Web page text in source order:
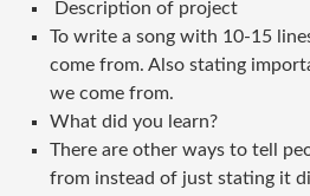
Description of project
To write a song with 10-15
come from. Also stating
we come from.
What did you learn?
There are other ways to tell
from instead of just stating it